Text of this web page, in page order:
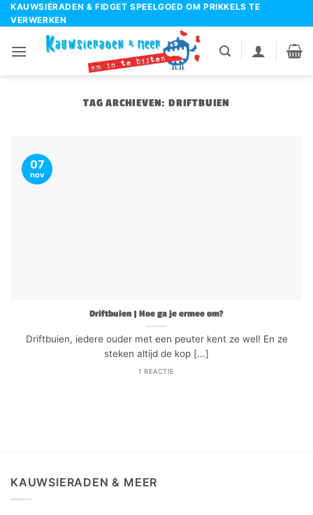
Ga
naar
KAUWSIERADEN & FIDGET SPEELGOED OM PRIKKELS TE
VERWERKEN
TAG ARCHIEVEN: DRIFTBUIEN
Driftbuien | Hoe ga je ermee om?
Driftbuien, iedere ouder met een peuter kent ze wel! En ze
steken altijd de kop [...]
1 REACTIE
07
nov
KAUWSIERADEN & MEER